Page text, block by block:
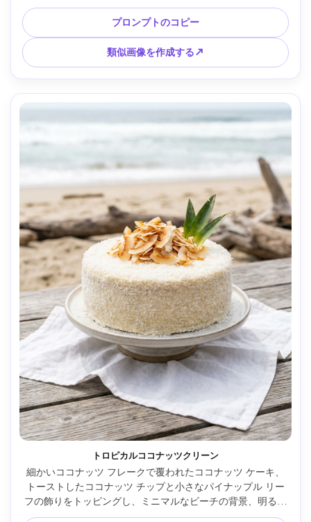
グステンの実用的なライト、Nikon D850で撮影、85mm、
f/1.8、映画のような居心地の良い雰囲気、フォトリアルな質
感 --ar 4:5
プロンプトのコピー
類似画像を作成する↗
トロピカルココナッツクリーン
細かいココナッツ フレークで覆われたココナッツ ケーキ、
トーストしたココナッツ チップと小さなパイナップル リー
フの飾りをトッピングし、ミニマルなビーチの背景、明るく
広がる日光、Sony A7IV で撮影、55mm、f/2.8、鮮やかな